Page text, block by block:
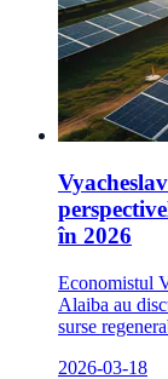
în 2026
Economistul
Alaiba au
surse
2026-03-18